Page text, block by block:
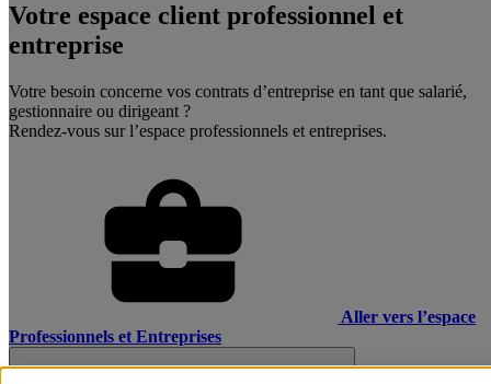
Votre espace client professionnel et
entreprise
Votre besoin concerne vos contrats d’entreprise en tant que salarié,
gestionnaire ou dirigeant ?
Rendez-vous sur l’espace professionnels et entreprises.
Aller vers l’espace
Professionnels et Entreprises